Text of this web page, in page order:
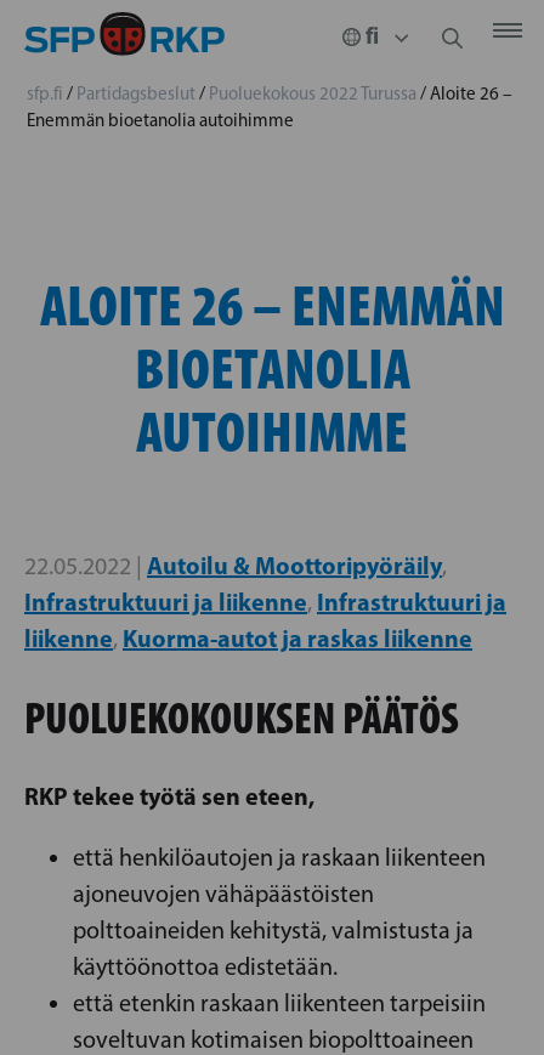
sfp.fi / Partidagsbeslut/ Puoluekokous 2022 Turussa /Aloite 26 –
Enemmän bioetanolia autoihimme
ALOITE 26 – ENEMMÄN
BIOETANOLIA
AUTOIHIMME
22.05.2022 | Autoilu & Moottoripyöräily,
Infrastruktuuri ja liikenne, Infrastruktuuri ja
liikenne, Kuorma-autot ja raskas liikenne
PUOLUEKOKOUKSEN PÄÄTÖS
RKP tekee työtä sen eteen,
että henkilöautojen ja raskaan liikenteen
ajoneuvojen vähäpäästöisten
polttoaineiden kehitystä, valmistusta ja
käyttöönottoa edistetään.
että etenkin raskaan liikenteen tarpeisiin
soveltuvan kotimaisen biopolttoaineen